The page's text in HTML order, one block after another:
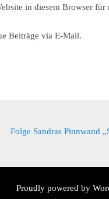
in diesem Browser
Beiträge via E-Mail.
Folge Sandras Pinnwand
Proudly powered by